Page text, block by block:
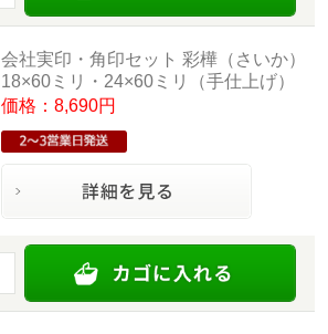
会社実印・角印セット 彩樺（さいか）
18×60ミリ・24×60ミリ（手仕上げ）
価格：8,690円